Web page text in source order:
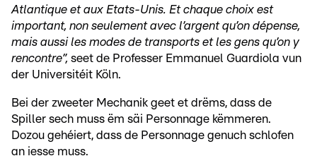
Atlantique et aux Etats-Unis. Et chaque choix est
important, non seulement avec l’argent qu’on dépense,
mais aussi les modes de transports et les gens qu’on y
rencontre”, seet de Professer Emmanuel Guardiola vun
der Universitéit Köln.
Bei der zweeter Mechanik geet et drëms, dass de
Spiller sech muss ëm säi Personnage këmmeren.
Dozou gehéiert, dass de Personnage genuch schlofen
an iesse muss.